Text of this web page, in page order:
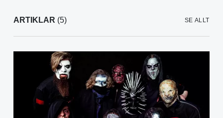
ARTIKLAR (5) SE ALLT